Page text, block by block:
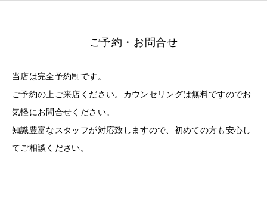
ご予約・お問合せ
当店は完全予約制です。
ご予約の上ご来店ください。カウンセリングは無料ですのでお
気軽にお問合せください。
知識豊富なスタッフが対応致しますので、初めての方も安心し
てご相談ください。